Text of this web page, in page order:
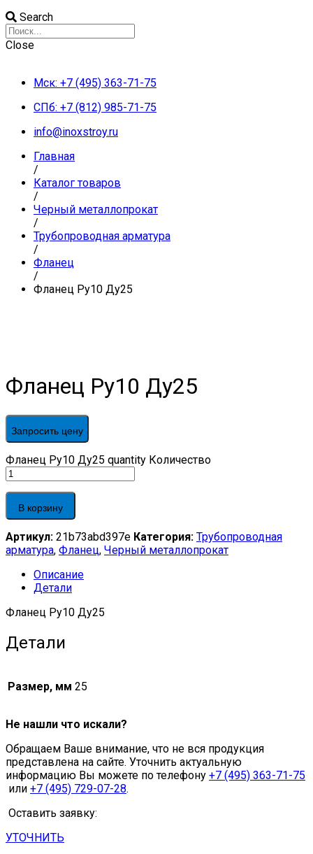
Search
Close
Мск: +7 (495) 363-71-75
СПб: +7 (812) 985-71-75
info@inoxstroy.ru
Главная
/
Каталог товаров
/
Черный металлопрокат
/
Трубопроводная арматура
/
Фланец
/
Фланец Ру10 Ду25
Фланец Ру10 Ду25
Запросить цену
Фланец Ру10 Ду25 quantity Количество
В корзину
Артикул: 21b73abd397e Категория: Трубопроводная
арматура, Фланец, Черный металлопрокат
Описание
Детали
Фланец Ру10 Ду25
Детали
Размер, мм 25
Не нашли что искали?
Обращаем Ваше внимание, что не вся продукция
представлена на сайте. Уточнить актуальную
информацию Вы можете по телефону +7 (495) 363-71-75
или +7 (495) 729-07-28.
Оставить заявку:
УТОЧНИТЬ